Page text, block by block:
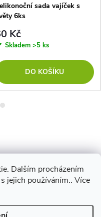
Dalším procházením
jejich používáním.. Více
sada vajíček s
6ks
Kč
Skladem >5 ks
DO KOŠÍKU